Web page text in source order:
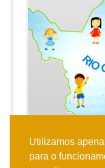
Utilizamos
para o